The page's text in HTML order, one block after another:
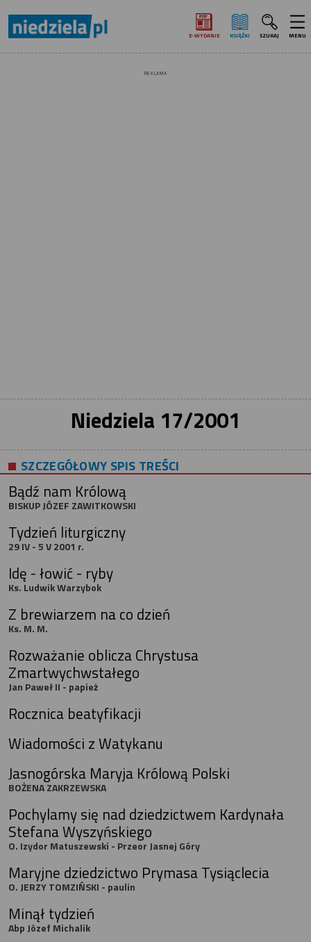
E‑WYDANIE KSIĄŻKI SZUKAJ MENU
REKLAMA
Niedziela 17/2001
SZCZEGÓŁOWY SPIS TREŚCI
Bądź nam Królową
BISKUP JÓZEF ZAWITKOWSKI
Tydzień liturgiczny
29 IV - 5 V 2001 r.
Idę - łowić - ryby
Ks. Ludwik Warzybok
Z brewiarzem na co dzień
Ks. M. M.
Rozważanie oblicza Chrystusa
Zmartwychwstałego
Jan Paweł II - papież
Rocznica beatyfikacji
Wiadomości z Watykanu
Jasnogórska Maryja Królową Polski
BOŻENA ZAKRZEWSKA
Pochylamy się nad dziedzictwem Kardynała
Stefana Wyszyńskiego
O. Izydor Matuszewski - Przeor Jasnej Góry
Maryjne dziedzictwo Prymasa Tysiąclecia
O. JERZY TOMZIŃSKI - paulin
Minął tydzień
Abp Józef Michalik